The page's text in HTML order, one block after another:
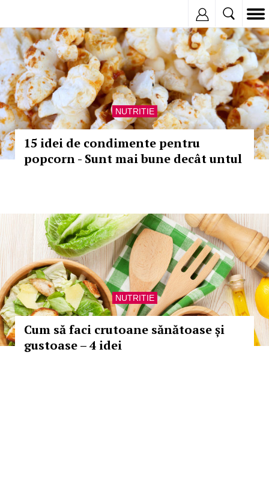
NUTRITIE
15 idei de condimente pentru
popcorn - Sunt mai bune decât untul
NUTRITIE
Cum să faci crutoane sănătoase și
gustoase – 4 idei